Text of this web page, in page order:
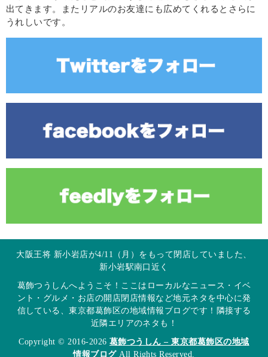
出てきます。またリアルのお友達にも広めてくれるとさらに
うれしいです。
大阪王将 新小岩店が4/11（月）をもって閉店していました、
新小岩駅南口近く
葛飾つうしんへようこそ！ここはローカルなニュース・イベ
ント・グルメ・お店の開店閉店情報など地元ネタを中心に発
信している、東京都葛飾区の地域情報ブログです！隣接する
近隣エリアのネタも！
Copyright © 2016-2026 葛飾つうしん – 東京都葛飾区の地域
情報ブログAll Rights Reserved.